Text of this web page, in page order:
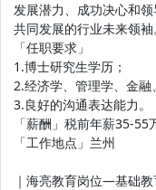
发展潜力、成功决心和
共同发展的行业未来领袖
「任职要求」
1.博士研究生学历；
2.经济学、管理学、金融
3.良好的沟通表达能力。
「薪酬」税前年薪35-55
「工作地点」兰州
｜海亮教育岗位—基础